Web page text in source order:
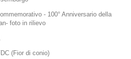
- 100° Anniversario della
foto in rilievo
(Fior di conio)